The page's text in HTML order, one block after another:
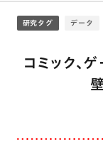
研究タグ データ
コミック、